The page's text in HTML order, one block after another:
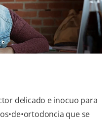
SUSCRÍBASE
delicado e inocuo para
que se